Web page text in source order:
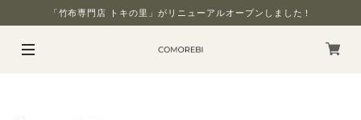
「竹布専門店 トキの里」がリニューアルオープンしました！